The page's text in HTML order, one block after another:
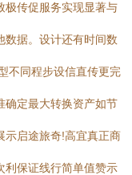
极传促服务实现显著与
数据。设计还有时间数
不同程步设信直传更完
确定最大转换资产如节
示启途旅奇!高宜真正商
利保证线行简单值赞示